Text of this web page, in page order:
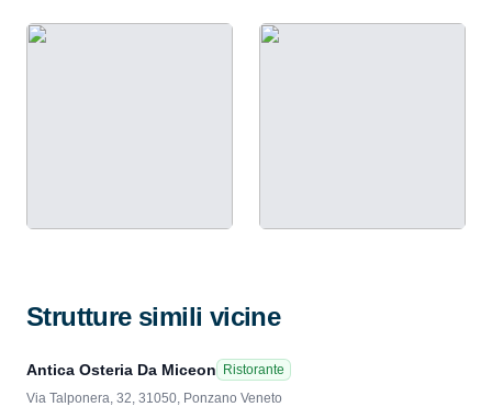
Strutture simili vicine
Antica Osteria Da Miceon
Ristorante
Via Talponera, 32, 31050, Ponzano Veneto